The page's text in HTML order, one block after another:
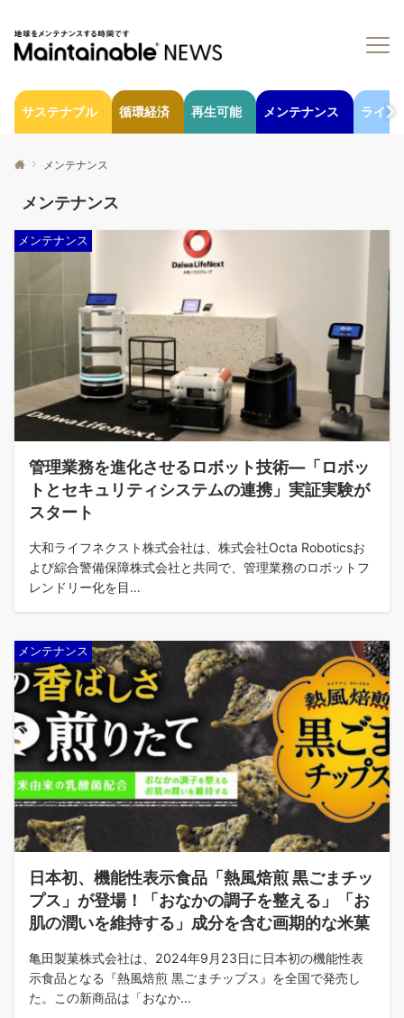
サステナブル 循環経済 再生可能 メンテナンス ライフ
メンテナンス
メンテナンス
メンテナンス
管理業務を進化させるロボット技術—「ロボッ
トとセキュリティシステムの連携」実証実験が
スタート
大和ライフネクスト株式会社は、株式会社Octa Roboticsお
よび綜合警備保障株式会社と共同で、管理業務のロボットフ
レンドリー化を目…
メンテナンス
日本初、機能性表示食品「熱風焙煎 黒ごまチッ
プス」が登場！「おなかの調子を整える」「お
肌の潤いを維持する」成分を含む画期的な米菓
亀田製菓株式会社は、2024年9月23日に日本初の機能性表
示食品となる『熱風焙煎 黒ごまチップス』を全国で発売し
た。この新商品は「おなか…